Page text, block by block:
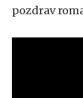
pozdrav